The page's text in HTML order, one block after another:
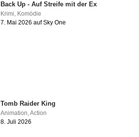
Back Up - Auf Streife mit der Ex
Krimi, Komödie
7. Mai 2026 auf Sky One
Tomb Raider King
Animation,Action
8. Juli 2026